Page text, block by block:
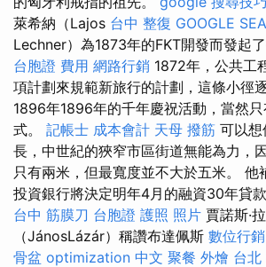
萊希納（Lajos 台中 整復 GOOGLE
Lechner）為1873年的FKT開發而發起了
台胞證 費用 網路行銷 1872年，公共工
項計劃來規範新旅行的計劃，這條小徑
1896年1896年的千年慶祝活動，當然
式。 記帳士 成本會計 天母 撥筋 可以想
長，中世紀的狹窄市區街道無能為力，
只有兩米，但最寬度並不大於五米。 他
投資銀行將決定明年4月的融資30年貸款
台中 筋膜刀 台胞證 護照 照片 賈諾斯·
（JánosLázár）稱讚布達佩斯 數位行銷
骨盆 optimization 中文 聚餐 外燴 台北